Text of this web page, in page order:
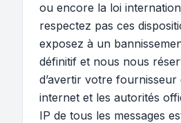
ou encore la loi
respectez pas ces
exposez à un
définitif et nous nous
d’avertir votre fournisseur
internet et les autorités
IP de tous les messages